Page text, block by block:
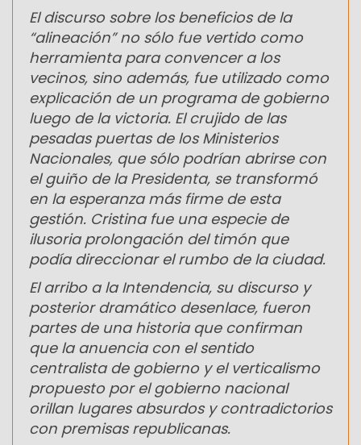
El discurso sobre los beneficios de la
“alineación” no sólo fue vertido como
herramienta para convencer a los
vecinos, sino además, fue utilizado como
explicación de un programa de gobierno
luego de la victoria. El crujido de las
pesadas puertas de los Ministerios
Nacionales, que sólo podrían abrirse con
el guiño de la Presidenta, se transformó
en la esperanza más firme de esta
gestión. Cristina fue una especie de
ilusoria prolongación del timón que
podía direccionar el rumbo de la ciudad.
El arribo a la Intendencia, su discurso y
posterior dramático desenlace, fueron
partes de una historia que confirman
que la anuencia con el sentido
centralista de gobierno y el verticalismo
propuesto por el gobierno nacional
orillan lugares absurdos y contradictorios
con premisas republicanas.